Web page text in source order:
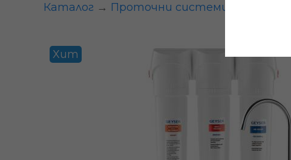
Каталог → Проточни системи → Гейзер
Хит